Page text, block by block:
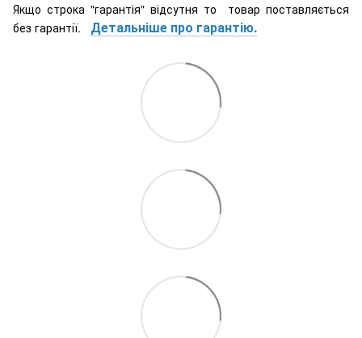
Якщо строка "гарантія" відсутня то товар поставляється
без гарантії. Детальніше про гарантію.